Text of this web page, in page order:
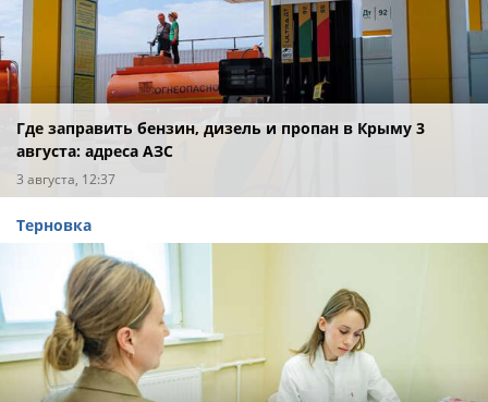
Где заправить бензин, дизель и пропан в Крыму 3
августа: адреса АЗС
3 августа, 12:37
Терновка